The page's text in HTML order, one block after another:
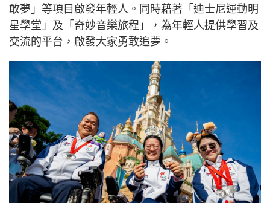
敢夢」等項目啟發年輕人。同時藉著「迪士尼運動明
星學堂」及「奇妙音樂旅程」，為年輕人提供學習及
交流的平台，啟發大家勇敢追夢。